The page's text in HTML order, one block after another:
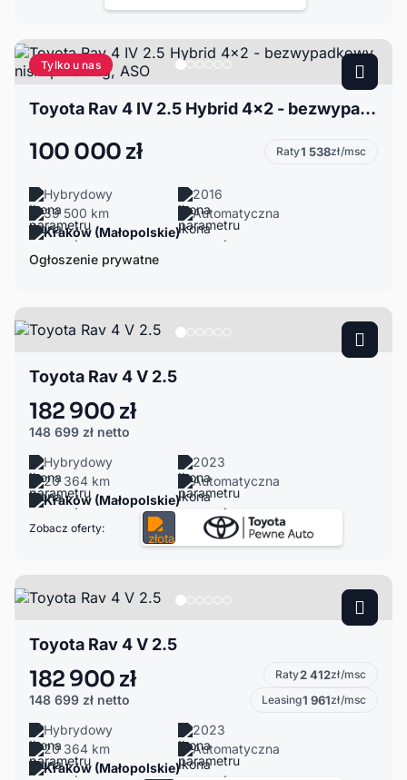
Tylko u nas
Toyota Rav 4 IV 2.5 Hybrid 4x2 - bezwypadkowy, niski przebieg, ASO
100 000 zł Raty1 538zł/msc
Hybrydowy
2016
39 500 km
Automatyczna
Kraków (Małopolskie)
Ogłoszenie prywatne
Toyota Rav 4 V 2.5
182 900 zł
148 699 zł netto
Hybrydowy
2023
20 364 km
Automatyczna
Kraków (Małopolskie)
Zobacz oferty:
Toyota Rav 4 V 2.5
182 900 zł
148 699 zł netto
Raty2 412zł/msc
Leasing1 961zł/msc
Hybrydowy
2023
20 364 km
Automatyczna
Kraków (Małopolskie)